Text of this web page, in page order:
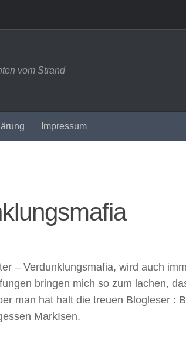
vom Strand
Impressum
– Verdunklungsmafia, wird auch
bringen mich so zum lachen,
man hat halt die treuen Blogleser :
MarkIsen.